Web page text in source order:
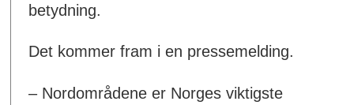
betydning.
Det kommer fram i en pressemelding.
– Nordområdene er Norges viktigste